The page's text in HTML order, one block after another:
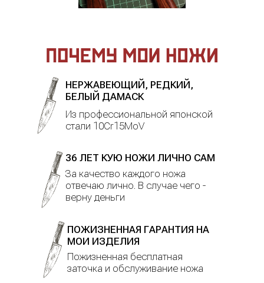
НЕРЖАВЕЮЩИЙ, РЕДКИЙ,
БЕЛЫЙ ДАМАСК
36 ЛЕТ КУЮ НОЖИ ЛИЧНО САМ
Из профессиональной японской
стали 10Cr15MoV
За качество каждого ножа
отвечаю лично. В случае чего -
верну деньги
ПОЖИЗНЕННАЯ ГАРАНТИЯ НА
МОИ ИЗДЕЛИЯ
Пожизненная бесплатная
заточка и обслуживание ножа